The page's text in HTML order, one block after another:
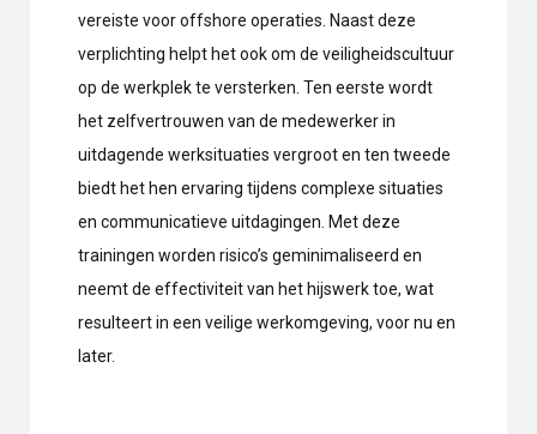
vereiste voor offshore operaties. Naast deze
verplichting helpt het ook om de veiligheidscultuur
op de werkplek te versterken. Ten eerste wordt
het zelfvertrouwen van de medewerker in
uitdagende werksituaties vergroot en ten tweede
biedt het hen ervaring tijdens complexe situaties
en communicatieve uitdagingen. Met deze
trainingen worden risico’s geminimaliseerd en
neemt de effectiviteit van het hijswerk toe, wat
resulteert in een veilige werkomgeving, voor nu en
later.